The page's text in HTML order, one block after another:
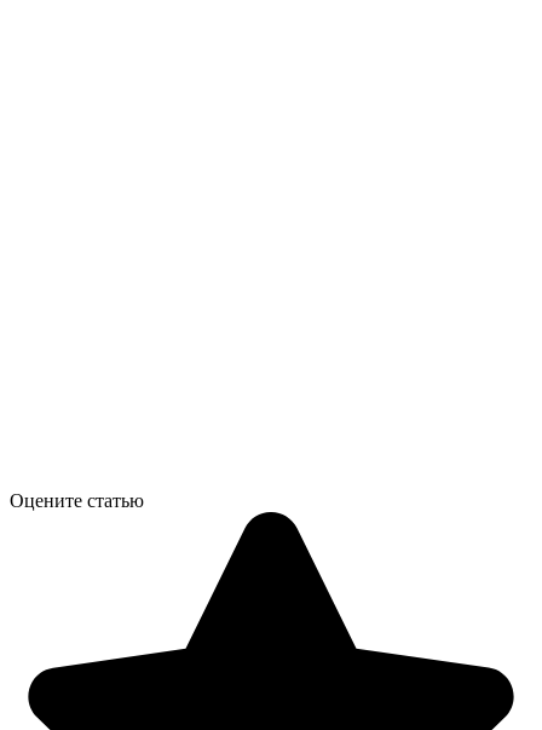
Оцените статью